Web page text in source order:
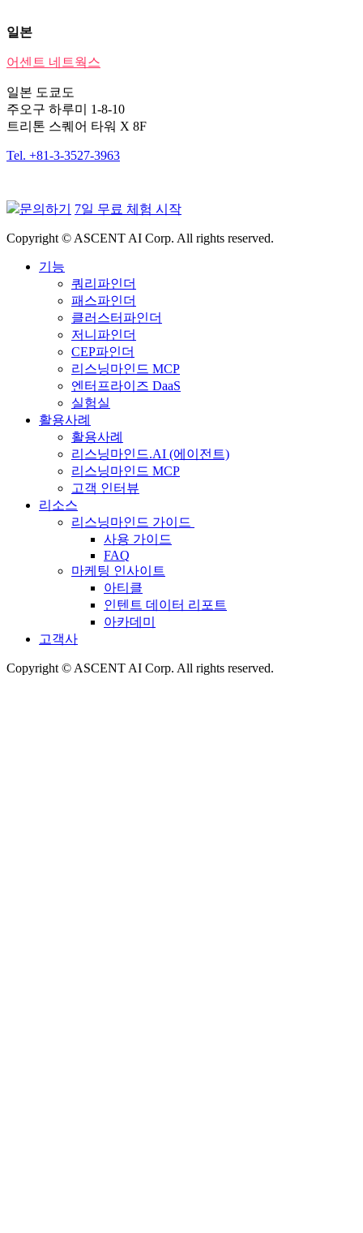
일본
어센트 네트웍스
일본 도쿄도
주오구 하루미 1-8-10
트리톤 스퀘어 타워 X 8F
Tel. +81-3-3527-3963
문의하기 7일 무료 체험 시작
Copyright © ASCENT AI Corp. All rights reserved.
기능
쿼리파인더
패스파인더
클러스터파인더
저니파인더
CEP파인더
리스닝마인드 MCP
엔터프라이즈 DaaS
실험실
활용사례
활용사례
리스닝마인드.AI (에이전트)
리스닝마인드 MCP
고객 인터뷰
리소스
리스닝마인드 가이드
사용 가이드
FAQ
마케팅 인사이트
아티클
인텐트 데이터 리포트
아카데미
고객사
Copyright © ASCENT AI Corp. All rights reserved.